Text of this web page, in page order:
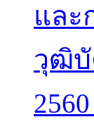
และ
วุฒิบั